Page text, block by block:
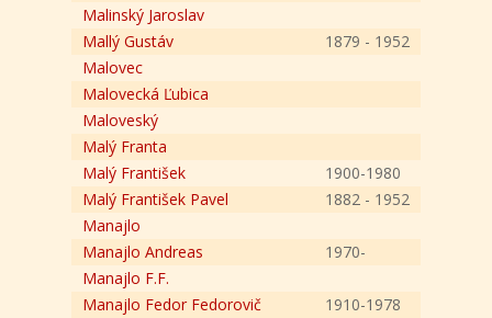
Malinský Jaroslav
Mallý Gustáv
1879 - 1952
Malovec
Malovecká Ľubica
Maloveský
Malý Franta
Malý František
1900-1980
Malý František Pavel
1882 - 1952
Manajlo
Manajlo Andreas
1970-
Manajlo F.F.
Manajlo Fedor Fedorovič
1910-1978